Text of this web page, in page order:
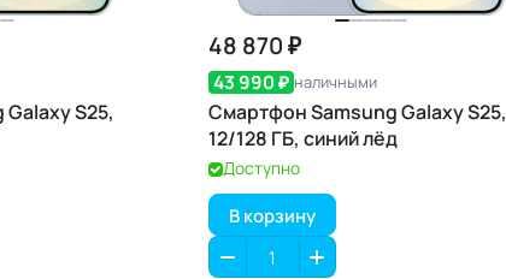
S25,
48 870 ₽
43 990 ₽ наличными
Смартфон Samsung Galaxy S25,
12/128 ГБ, синий лёд
Доступно
В корзину